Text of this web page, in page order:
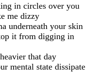
in circles over you
me dizzy
underneath your skin
it from digging in
that day
mental state dissipate